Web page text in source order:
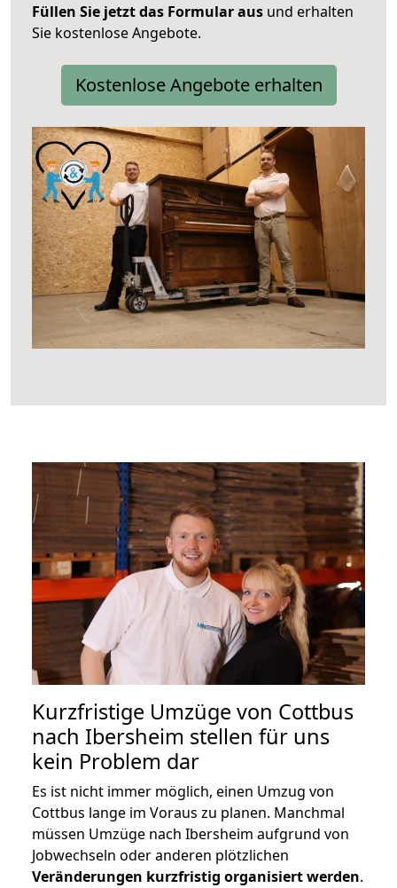
Füllen Sie jetzt das Formular aus und erhalten
Sie kostenlose Angebote.
Kostenlose Angebote erhalten
Kurzfristige Umzüge von Cottbus
nach Ibersheim stellen für uns
kein Problem dar
Es ist nicht immer möglich, einen Umzug von
Cottbus lange im Voraus zu planen. Manchmal
müssen Umzüge nach Ibersheim aufgrund von
Jobwechseln oder anderen plötzlichen
Veränderungen kurzfristig organisiert werden.